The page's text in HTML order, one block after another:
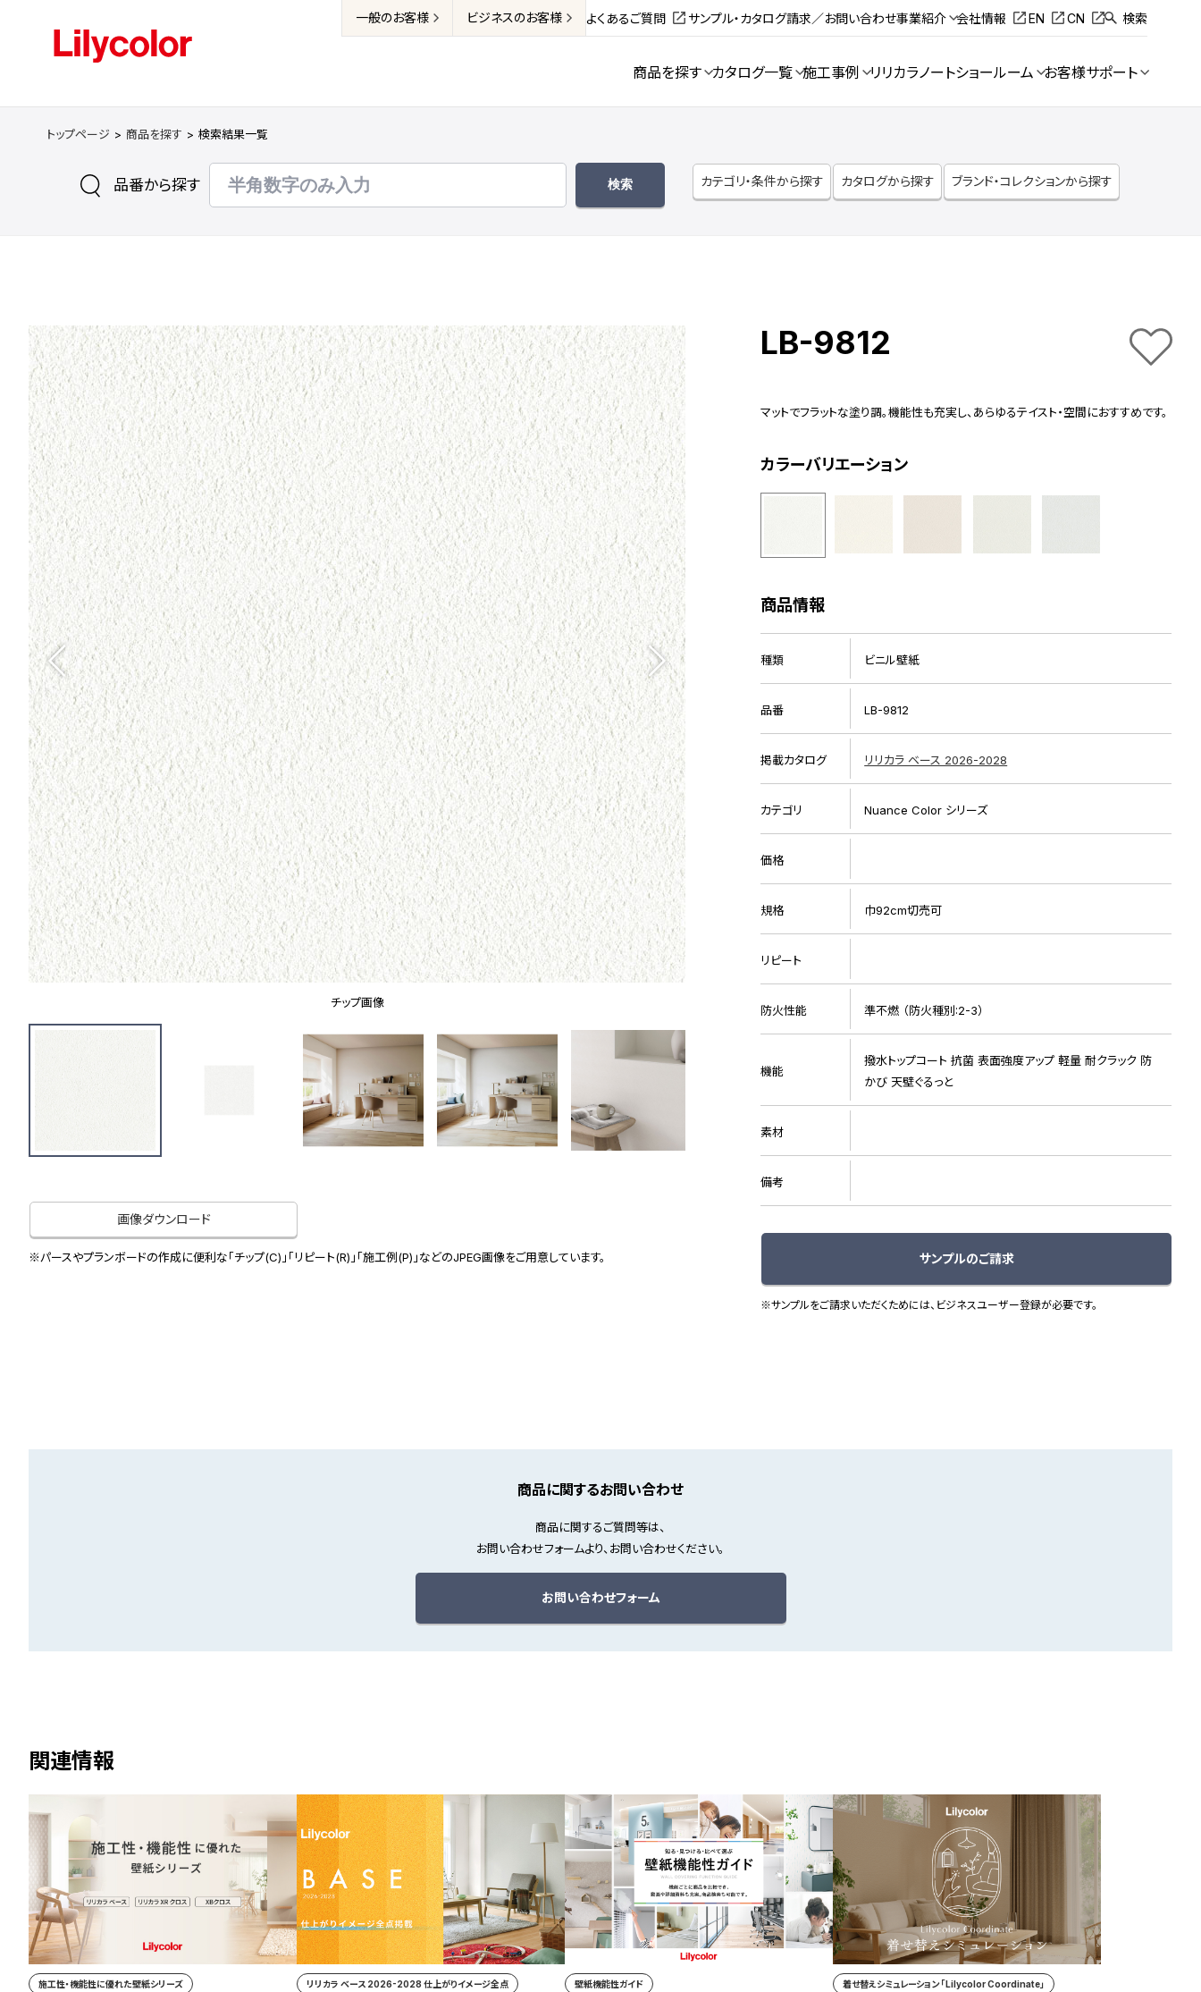
一般のお客様 ビジネスのお客様 よくあるご質問 サンプル・カタログ請求／お問い合わせ事業紹介 会社情報 EN CN 検索
商品を探す カタログ一覧 施工事例 リリカラノートショールーム お客様サポート
トップページ 商品を探す 検索結果一覧
品番から探す カテゴリ・条件から探す カタログから探す ブランド・コレクションから探す
チップ画像 リピート画像 1
画像ダウンロード
※パースやプランボードの作成に便利な「チップ(C)」「リピート(R)」「施工例(P)」などのJPEG画像をご用意しています。
LB-9812
マットでフラットな塗り調。機能性も充実し、あらゆるテイスト・空間におすすめです。
カラーバリエーション
商品情報
種類 ビニル壁紙
品番 LB-9812
掲載カタログ リリカラ ベース 2026-2028
カテゴリ Nuance Color シリーズ
価格
規格 巾92cm切売可
リピート
防火性能 準不燃 （防火種別:2-3）
機能
撥水トップコート 抗菌 表面強度アップ 軽量 耐クラック 防
かび 天壁ぐるっと
素材
備考
サンプルのご請求
※サンプルをご請求いただくためには、ビジネスユーザー登録が必要です。
商品に関するお問い合わせ
商品に関するご質問等は、
お問い合わせフォームより、お問い合わせください。
お問い合わせフォーム
関連情報
施工性・機能性に優れた壁紙シリーズ リリカラ ベース 2026-2028 仕上がりイメージ全点 壁紙機能性ガイド 着せ替えシミュレーション 「Lilycolor Coordinate」